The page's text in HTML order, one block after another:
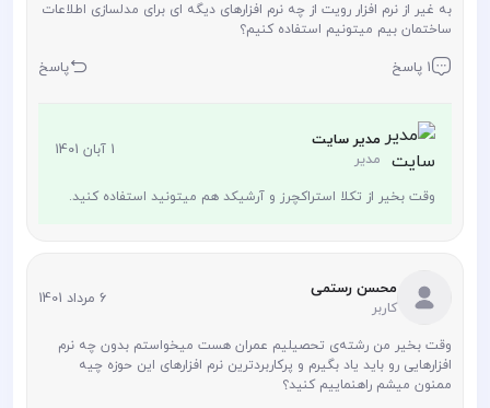
به غیر از نرم افزار رویت از چه نرم افزارهای دیگه ای برای مدلسازی اطلاعات
ساختمان بیم میتونیم استفاده کنیم؟
1 پاسخ پاسخ
مدیر سایت
مدیر 1 آبان 1401
وقت بخیر از تکلا استراکچرز و آرشیکد هم میتونید استفاده کنید.
محسن رستمی
کاربر 6 مرداد 1401
وقت بخیر من رشته‌ی تحصیلیم عمران هست میخواستم بدون چه نرم
افزارهایی رو باید یاد بگیرم و پرکاربردترین نرم افزارهای این حوزه چیه
ممنون میشم راهنماییم کنید؟